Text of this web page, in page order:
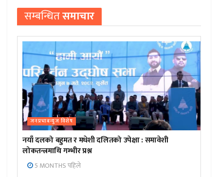
सम्बन्धितसमाचार
जनप्रभाबन्युज विशेष
नयाँ दलको बहुमत र मधेशी दलितको उपेक्षा : समावेशी
लोकतन्त्रमाथि गम्भीर प्रश्न
5 MONTHS पहिले